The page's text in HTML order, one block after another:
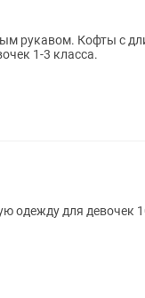
рукавом. Кофты с
1-3 класса.
одежду для девочек